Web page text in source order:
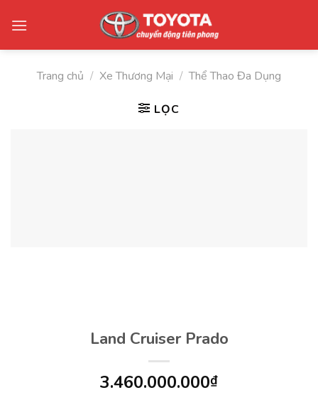
Trang chủ / Xe Thương Mại / Thể Thao Đa Dụng
LỌC
Land Cruiser Prado
3.460.000.000₫